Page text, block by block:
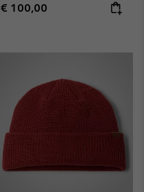
Regular price:
€ 100,00